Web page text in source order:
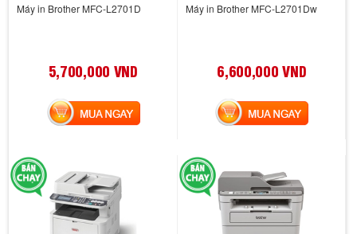
Máy in Brother MFC-L2701D
5,700,000 VND
MUA NGAY
Máy in Brother MFC-L2701Dw
6,600,000 VND
MUA NGAY